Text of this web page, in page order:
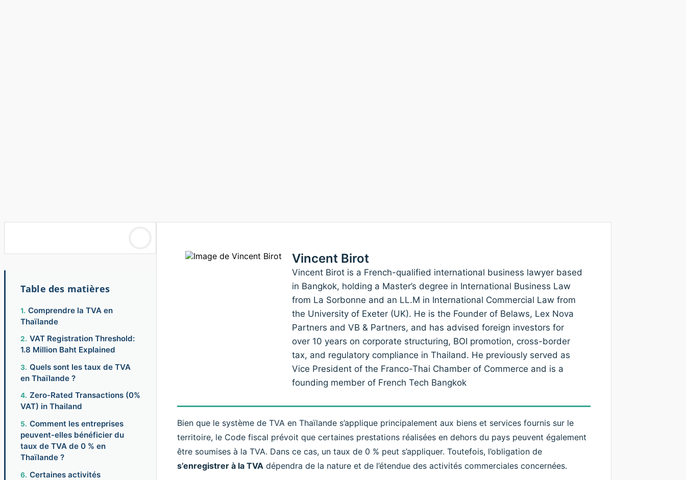
Table des matières
Comprendre la TVA en
Thaïlande
VAT Registration Threshold:
1.8 Million Baht Explained
Quels sont les taux de TVA
en Thaïlande ?
Zero-Rated Transactions (0%
VAT) in Thailand
Comment les entreprises
peuvent-elles bénéficier du
taux de TVA de 0 % en
Thaïlande ?
Certaines activités
Vincent Birot
Vincent Birot is a French-qualified international business lawyer based
in Bangkok, holding a Master’s degree in International Business Law
from La Sorbonne and an LL.M in International Commercial Law from
the University of Exeter (UK). He is the Founder of Belaws, Lex Nova
Partners and VB & Partners, and has advised foreign investors for
over 10 years on corporate structuring, BOI promotion, cross-border
tax, and regulatory compliance in Thailand. He previously served as
Vice President of the Franco-Thai Chamber of Commerce and is a
founding member of French Tech Bangkok
Bien que le système de TVA en Thaïlande s’applique principalement aux biens et services fournis sur le
territoire, le Code fiscal prévoit que certaines prestations réalisées en dehors du pays peuvent également
être soumises à la TVA. Dans ce cas, un taux de 0 % peut s’appliquer. Toutefois, l’obligation de
s’enregistrer à la TVAdépendra de la nature et de l’étendue des activités commerciales concernées.